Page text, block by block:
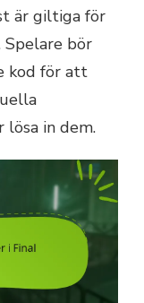
är giltiga för
Spelare bör
kod för att
lösa in dem.